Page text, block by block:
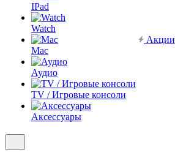
IPad
Watch
Mac
Аудио
TV / Игровые консоли
Аксессуары
Акции